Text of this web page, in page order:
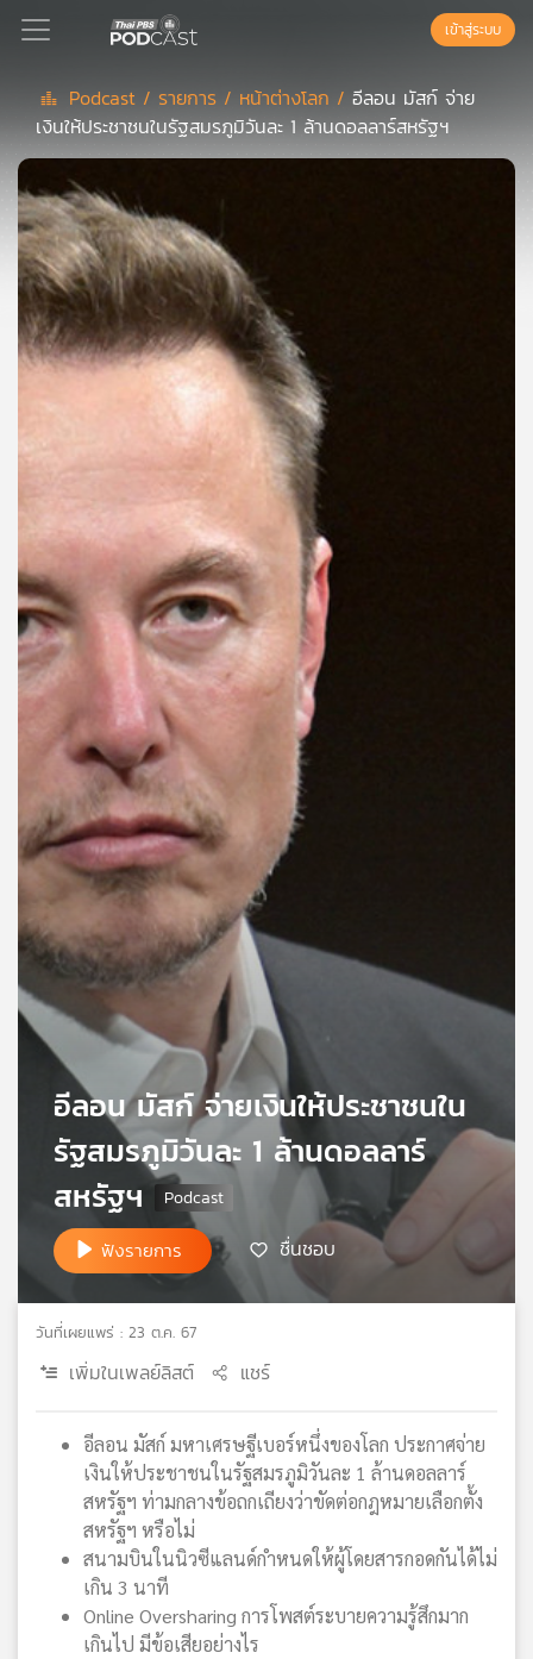
Podcast
เพล
ย์
ลิ
สต์
แนะนำ
เพล
ย์
ลิ
คุณ
เพลง
บทความ
ข่าว
และ
กิจกรรม
เกี่ยว
เรา
เครือ
แผนที่
วิทยุ
เข้าสู่ระบบ
Podcast / รายการ / หน้าต่างโลก / อีลอน มัสก์ จ่าย
เงินให้ประชาชนในรัฐสมรภูมิวันละ 1 ล้านดอลลาร์สหรัฐฯ
อีลอน มัสก์ จ่ายเงินให้ประชาชนใน
รัฐสมรภูมิวันละ 1 ล้านดอลลาร์
สหรัฐฯ
ฟังรายการ ชื่นชอบ
วันที่เผยแพร่ : 23 ต.ค. 67
เพิ่มในเพลย์ลิสต์ แชร์
อีลอน มัสก์ มหาเศรษฐีเบอร์หนึ่งของโลก ประกาศจ่าย
เงินให้ประชาชนในรัฐสมรภูมิวันละ 1 ล้านดอลลาร์
สหรัฐฯ ท่ามกลางข้อถกเถียงว่าขัดต่อกฎหมายเลือกตั้ง
สหรัฐฯ หรือไม่
สนามบินในนิวซีแลนด์กำหนดให้ผู้โดยสารกอดกันได้ไม่
เกิน 3 นาที
Online Oversharing การโพสต์ระบายความรู้สึกมาก
เกินไป มีข้อเสียอย่างไร